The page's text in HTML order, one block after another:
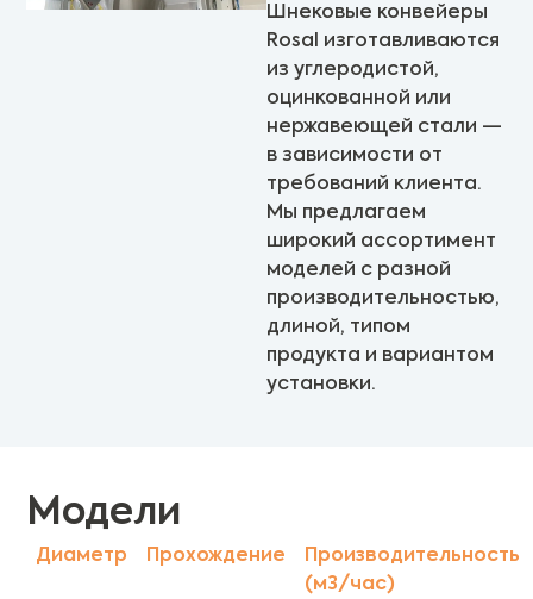
Шнековые конвейеры
Rosal изготавливаются
из углеродистой,
оцинкованной или
нержавеющей стали —
в зависимости от
требований клиента.
Мы предлагаем
широкий ассортимент
моделей с разной
производительностью,
длиной, типом
продукта и вариантом
установки.
Модели
Диаметр Прохождение
Производительность
(м3/час)